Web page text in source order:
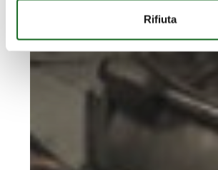
Rifiuta